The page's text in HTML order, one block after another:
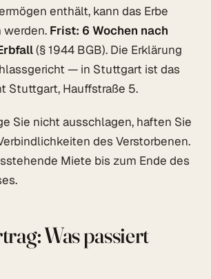
enthält, kann das Erbe
werden. Frist: 6 Wochen nach
(§ 1944 BGB). Die Erklärung
— in Stuttgart ist das
Stuttgart, Hauffstraße 5.
Sie nicht ausschlagen, haften Sie
des Verstorbenen.
Miete bis zum Ende des
Was passiert